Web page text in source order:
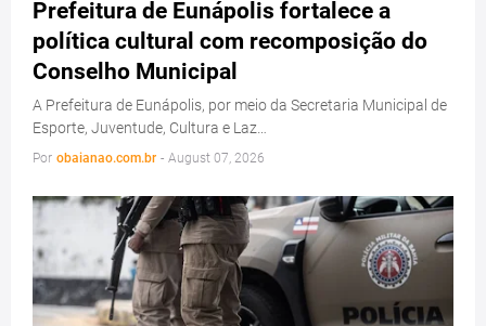
Prefeitura de Eunápolis fortalece a
política cultural com recomposição do
Conselho Municipal
A Prefeitura de Eunápolis, por meio da Secretaria Municipal de
Esporte, Juventude, Cultura e Laz…
Por obaianao.com.br - August 07, 2026